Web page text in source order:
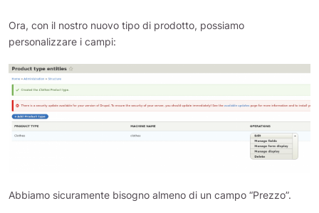
Ora, con il nostro nuovo tipo di prodotto, possiamo
personalizzare i campi:
Abbiamo sicuramente bisogno almeno di un campo “Prezzo”.